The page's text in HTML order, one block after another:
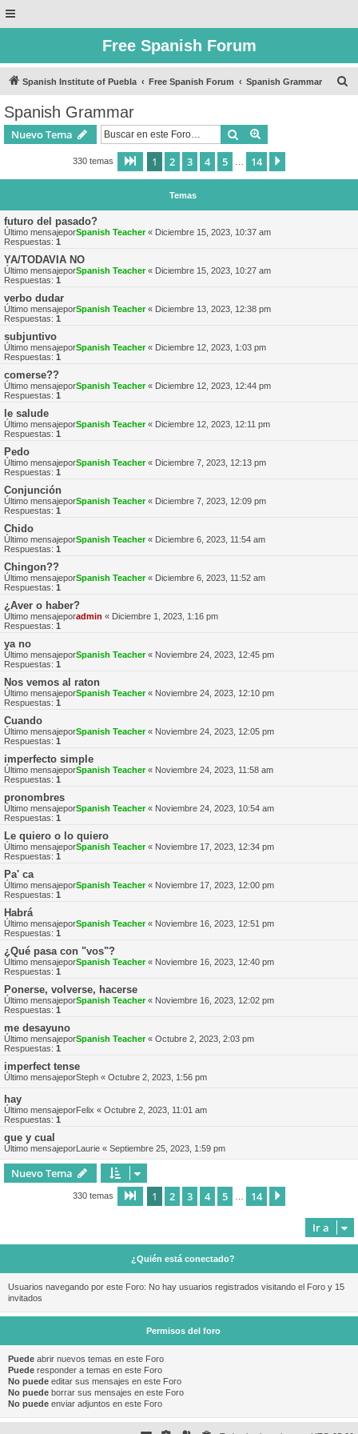
Free Spanish Forum
Spanish Institute of Puebla Free Spanish Forum Spanish Grammar
Spanish Grammar
Nuevo Tema Buscar
330 temas Página de 14
1 2 3 4 5 14
Temas
futuro del pasado?
Último mensajeporSpanish Teacher« Diciembre 15, 2023, 10:37 am
Respuestas: 1
YA/TODAVIA NO
Último mensajeporSpanish Teacher« Diciembre 15, 2023, 10:27 am
Respuestas: 1
verbo dudar
Último mensajeporSpanish Teacher« Diciembre 13, 2023, 12:38 pm
Respuestas: 1
subjuntivo
Último mensajeporSpanish Teacher« Diciembre 12, 2023, 1:03 pm
Respuestas: 1
comerse??
Último mensajeporSpanish Teacher« Diciembre 12, 2023, 12:44 pm
Respuestas: 1
le salude
Último mensajeporSpanish Teacher« Diciembre 12, 2023, 12:11 pm
Respuestas: 1
Pedo
Último mensajeporSpanish Teacher« Diciembre 7, 2023, 12:13 pm
Respuestas: 1
Conjunción
Último mensajeporSpanish Teacher« Diciembre 7, 2023, 12:09 pm
Respuestas: 1
Chido
Último mensajeporSpanish Teacher« Diciembre 6, 2023, 11:54 am
Respuestas: 1
Chingon??
Último mensajeporSpanish Teacher« Diciembre 6, 2023, 11:52 am
Respuestas: 1
¿Aver o haber?
Último mensajeporadmin « Diciembre 1, 2023, 1:16 pm
Respuestas: 1
ya no
Último mensajeporSpanish Teacher« Noviembre 24, 2023, 12:45 pm
Respuestas: 1
Nos vemos al raton
Último mensajeporSpanish Teacher« Noviembre 24, 2023, 12:10 pm
Respuestas: 1
Cuando
Último mensajeporSpanish Teacher« Noviembre 24, 2023, 12:05 pm
Respuestas: 1
imperfecto simple
Último mensajeporSpanish Teacher« Noviembre 24, 2023, 11:58 am
Respuestas: 1
pronombres
Último mensajeporSpanish Teacher« Noviembre 24, 2023, 10:54 am
Respuestas: 1
Le quiero o lo quiero
Último mensajeporSpanish Teacher« Noviembre 17, 2023, 12:34 pm
Respuestas: 1
Pa' ca
Último mensajeporSpanish Teacher« Noviembre 17, 2023, 12:00 pm
Respuestas: 1
Habrá
Último mensajeporSpanish Teacher« Noviembre 16, 2023, 12:51 pm
Respuestas: 1
¿Qué pasa con "vos"?
Último mensajeporSpanish Teacher« Noviembre 16, 2023, 12:40 pm
Respuestas: 1
Ponerse, volverse, hacerse
Último mensajeporSpanish Teacher« Noviembre 16, 2023, 12:02 pm
Respuestas: 1
me desayuno
Último mensajeporSpanish Teacher« Octubre 2, 2023, 2:03 pm
Respuestas: 1
imperfect tense
Último mensajeporSteph « Octubre 2, 2023, 1:56 pm
hay
Último mensajeporFelix « Octubre 2, 2023, 11:01 am
Respuestas: 1
que y cual
Último mensajeporLaurie « Septiembre 25, 2023, 1:59 pm
Nuevo Tema
330 temas Página de 14
1 2 3 4 5 14
Ir a
¿Quién está conectado?
Usuarios navegando por este Foro: No hay usuarios registrados visitando el Foro y 15
invitados
Permisos del foro
Puede abrir nuevos temas en este Foro
Puede responder a temas en este Foro
No puede editar sus mensajes en este Foro
No puede borrar sus mensajes en este Foro
No puede enviar adjuntos en este Foro